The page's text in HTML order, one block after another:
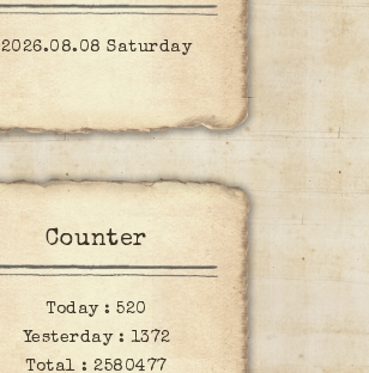
2026.08.08 Saturday
Counter
Today :520
Yesterday : 1372
Total :2580477